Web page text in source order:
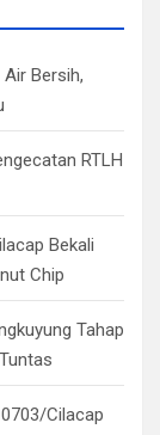
Bersih,
RTLH
Bekali
Chip
Tahap
Cilacap